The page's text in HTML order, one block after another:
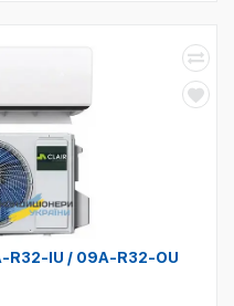
IU / 09A-R32-OU